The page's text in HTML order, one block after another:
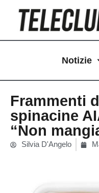
contenuto
Notizie
Frammenti
spinacine
“Non
Silvia D'Angelo